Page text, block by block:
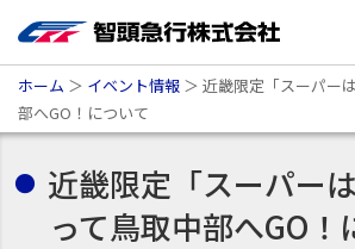
ホーム ＞ イベント情報 ＞ 近畿限定「スーパー
部へGO！について
近畿限定「スーパー
って鳥取中部へGO！